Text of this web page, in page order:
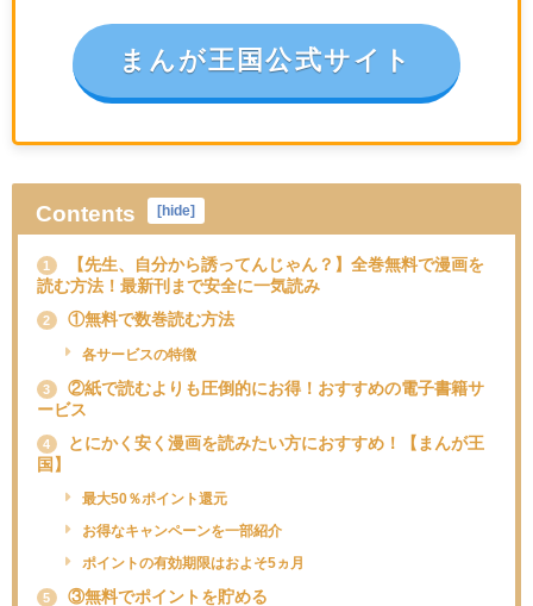
まんが王国公式サイト
Contents [hide]
1
【先生、自分から誘ってんじゃん？】全巻無料で漫画を
読む方法！最新刊まで安全に一気読み
2 ①無料で数巻読む方法
各サービスの特徴
3
②紙で読むよりも圧倒的にお得！おすすめの電子書籍サ
ービス
4
とにかく安く漫画を読みたい方におすすめ！【まんが王
国】
最大50％ポイント還元
お得なキャンペーンを一部紹介
ポイントの有効期限はおよそ5ヵ月
5 ③無料でポイントを貯める